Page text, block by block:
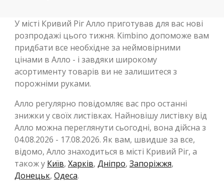
У місті Кривий Ріг Алло приготував для вас нові
розпродажі цього тижня. Kimbino допоможе вам
придбати все необхідне за неймовірними
цінами в Алло - і завдяки широкому
асортименту товарів ви не залишитеся з
порожніми руками.
Алло регулярно повідомляє вас про останні
знижки у своїх листівках. Найновішу листівку від
Алло можна переглянути сьогодні, вона дійсна з
04.08.2026 - 17.08.2026. Як вам, швидше за все,
відомо, Алло знаходиться в місті Кривий Ріг, а
також у Київ, Харків, Дніпро, Запоріжжя,
Донецьк, Одеса.